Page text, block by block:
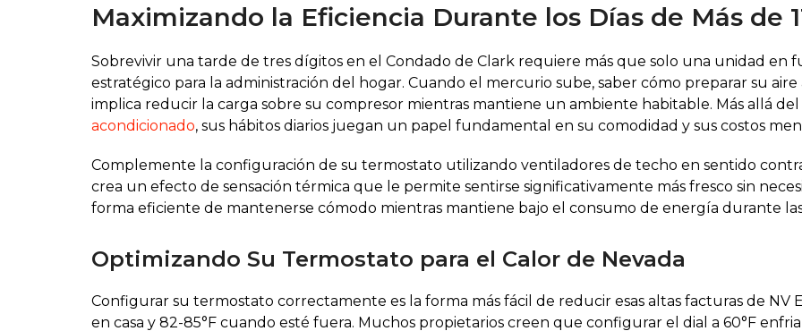
Maximizando la Eficiencia Durante los Días de Más de
Sobrevivir una tarde de tres dígitos en el Condado de Clark requiere más que solo una unidad
estratégico para la administración del hogar. Cuando el mercurio sube, saber cómo preparar su aire
implica reducir la carga sobre su compresor mientras mantiene un ambiente habitable. Más allá del
acondicionado, sus hábitos diarios juegan un papel fundamental en su comodidad y sus costos
Complemente la configuración de su termostato utilizando ventiladores de techo en sentido
crea un efecto de sensación térmica que le permite sentirse significativamente más fresco sin
forma eficiente de mantenerse cómodo mientras mantiene bajo el consumo de energía durante
Optimizando Su Termostato para el Calor de Nevada
Configurar su termostato correctamente es la forma más fácil de reducir esas altas facturas de NV
en casa y 82-85°F cuando esté fuera. Muchos propietarios creen que configurar el dial a 60°F